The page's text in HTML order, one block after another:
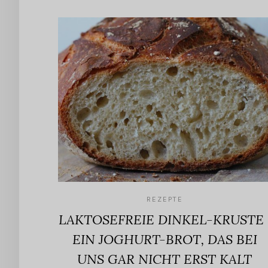
REZEPTE
LAKTOSEFREIE DINKEL-KRUSTE
EIN JOGHURT-BROT, DAS BEI
UNS GAR NICHT ERST KALT